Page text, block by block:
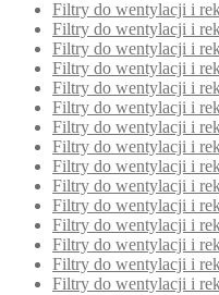
Filtry do wentylacji i
Filtry do wentylacji i
Filtry do wentylacji i
Filtry do wentylacji i
Filtry do wentylacji i
Filtry do wentylacji i
Filtry do wentylacji i
Filtry do wentylacji i
Filtry do wentylacji i
Filtry do wentylacji i
Filtry do wentylacji i
Filtry do wentylacji i
Filtry do wentylacji i
Filtry do wentylacji i
Filtry do wentylacji i